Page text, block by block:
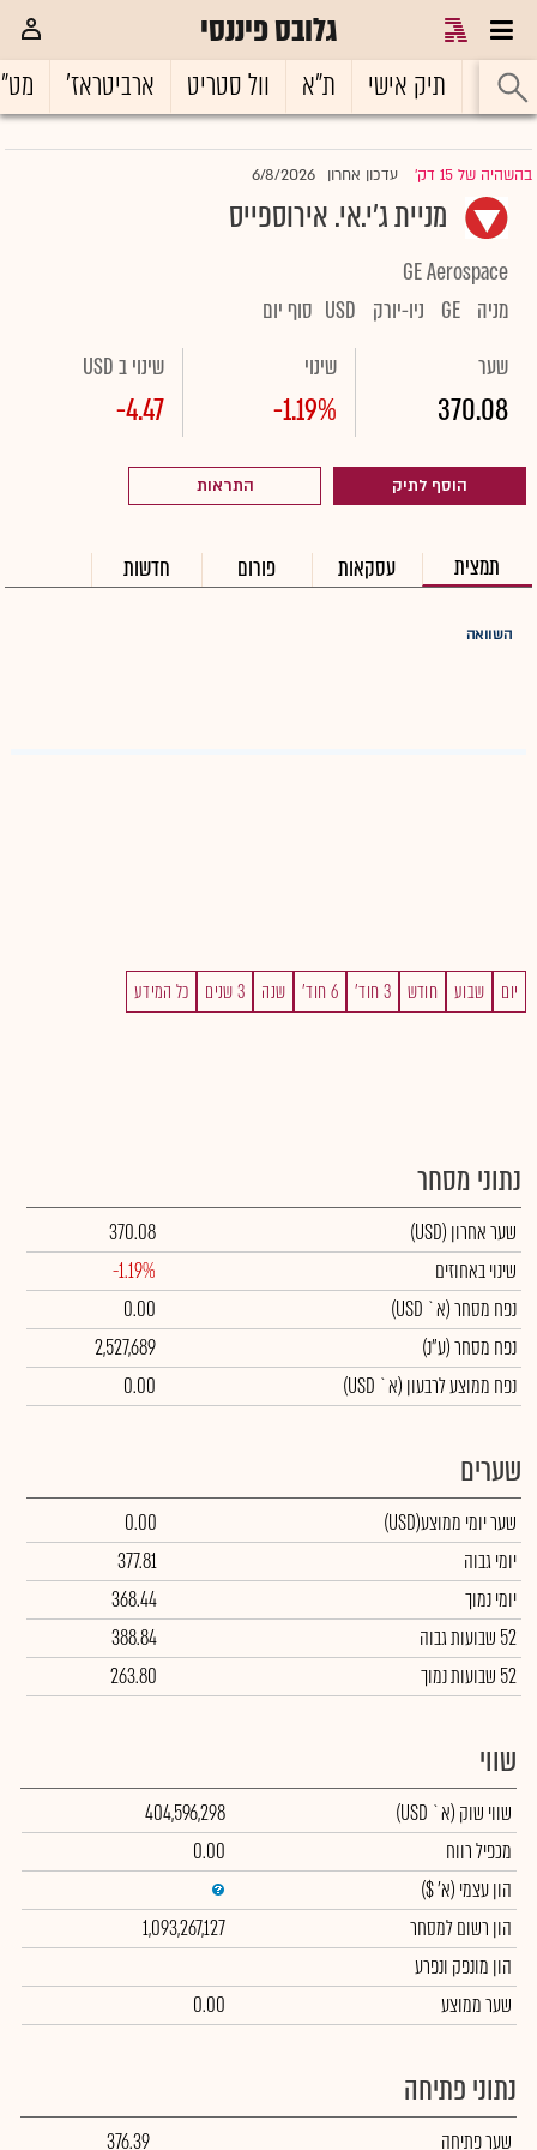
גלובס פיננסי
ראשי תיק אישי ת"א וול סטריט ארביטראז'
בהשהיה של 15 דק' |עדכון אחרון 6/8/2026
מניית ג'י.אי. אירוספייס
GE Aerospace
מניה GE ניו-יורק USD סוף יום
שער
370.08
שינוי
-1.19%
שינוי ב USD
-4.47
הוסף לתיק התראות
תמצית עסקאות פורום חדשות
השוואה
יום שבוע חודש 3 חוד' 6 חוד' שנה 3 שנים כל המידע
נתוני מסחר
שער אחרון (USD)
370.08
שינוי באחוזים
-1.19%
נפח מסחר(א` USD)
0.00
נפח מסחר(ע"נ)
2,527,689
נפח ממוצע לרבעון (א` USD)
0.00
שערים
שער יומי ממוצע(USD)
0.00
יומי גבוה
377.81
יומי נמוך
368.44
52 שבועות גבוה
388.84
52 שבועות נמוך
263.80
שווי
שווי שוק (א` USD)
404,596,298
מכפיל רווח
0.00
הון עצמי (א' $)
הון רשום למסחר
1,093,267,127
הון מונפק ונפרע
שער ממוצע
0.00
נתוני פתיחה
שער פתיחה 376.39